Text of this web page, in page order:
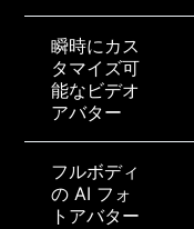
瞬時にカス
タマイズ可
能なビデオ
アバター
フルボディ
の AI フォ
トアバター